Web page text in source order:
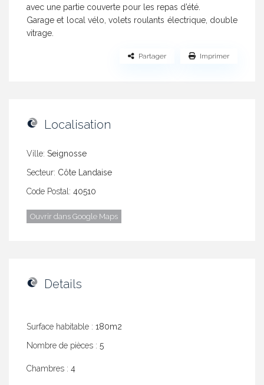
avec une partie couverte pour les repas d’été.
Garage et local vélo, volets roulants électrique, double
vitrage.
Partager Imprimer
Localisation
Ville: Seignosse
Secteur: Côte Landaise
Code Postal: 40510
Ouvrir dans Google Maps
Details
Surface habitable : 180m2
Nombre de pièces : 5
Chambres : 4